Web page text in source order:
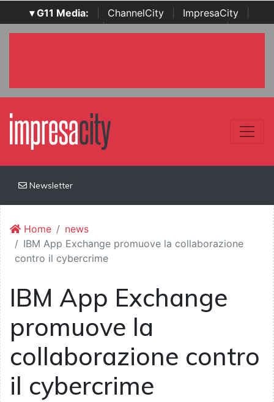
▾ G11 Media: ChannelCity ImpresaCity
SecurityOpenLab | Italian Channel Awards | Italian
Newsletter
Home
news
IBM App Exchange promuove la collaborazione
contro il cybercrime
IBM App Exchange
promuove la
collaborazione contro
il cybercrime